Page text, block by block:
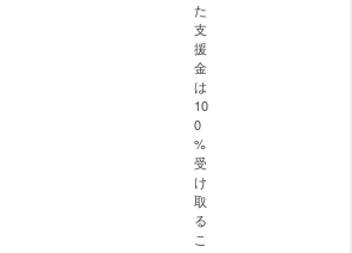
た
支
援
金
は
10
0
%
受
け
取
る
こ